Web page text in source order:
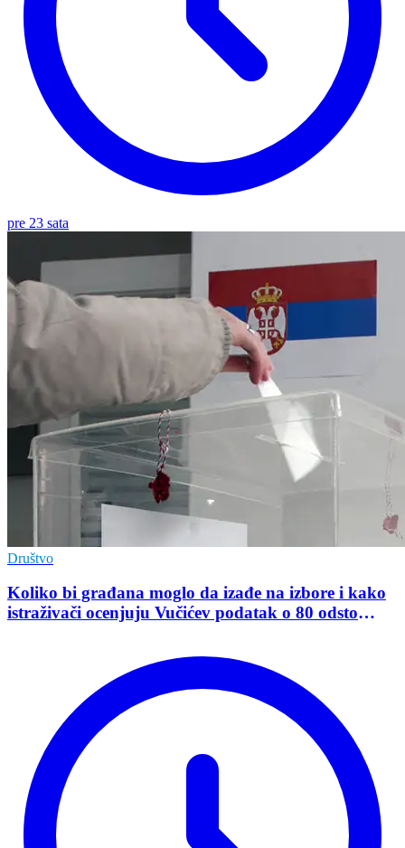
pre 23 sata
Društvo
Koliko bi građana moglo da izađe na izbore i kako
istraživači ocenjuju Vučićev podatak o 80 odsto